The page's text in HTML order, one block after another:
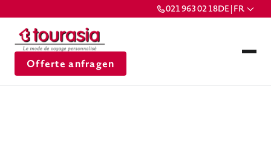
021 963 02 18DE | FR
Offerte anfragen